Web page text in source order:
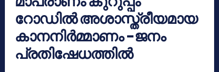
റോഡില്‍ അശാസ്ത്രീയമായ
കാനനിര്‍മ്മാണം -ജനം
പ്രതിഷേധത്തില്‍